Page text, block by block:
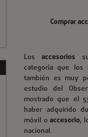
Comprar
Losaccesorios
categoría que los
también es muy
estudio del
mostrado que el
haber adquirido
móvil oaccesorio,
nacional.